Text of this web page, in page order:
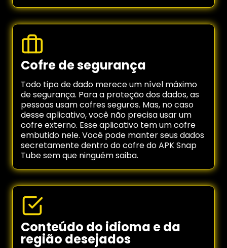
Cofre de segurança
Todo tipo de dado merece um nível máximo
de segurança. Para a proteção dos dados, as
pessoas usam cofres seguros. Mas, no caso
desse aplicativo, você não precisa usar um
cofre externo. Esse aplicativo tem um cofre
embutido nele. Você pode manter seus dados
secretamente dentro do cofre do APK Snap
Tube sem que ninguém saiba.
Conteúdo do idioma e da
região desejados